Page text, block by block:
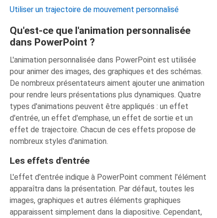
Utiliser un trajectoire de mouvement personnalisé
Qu'est-ce que l'animation personnalisée
dans PowerPoint ?
L'animation personnalisée dans PowerPoint est utilisée
pour animer des images, des graphiques et des schémas.
De nombreux présentateurs aiment ajouter une animation
pour rendre leurs présentations plus dynamiques. Quatre
types d'animations peuvent être appliqués : un effet
d'entrée, un effet d'emphase, un effet de sortie et un
effet de trajectoire. Chacun de ces effets propose de
nombreux styles d'animation.
Les effets d'entrée
L'effet d'entrée indique à PowerPoint comment l'élément
apparaîtra dans la présentation. Par défaut, toutes les
images, graphiques et autres éléments graphiques
apparaissent simplement dans la diapositive. Cependant,